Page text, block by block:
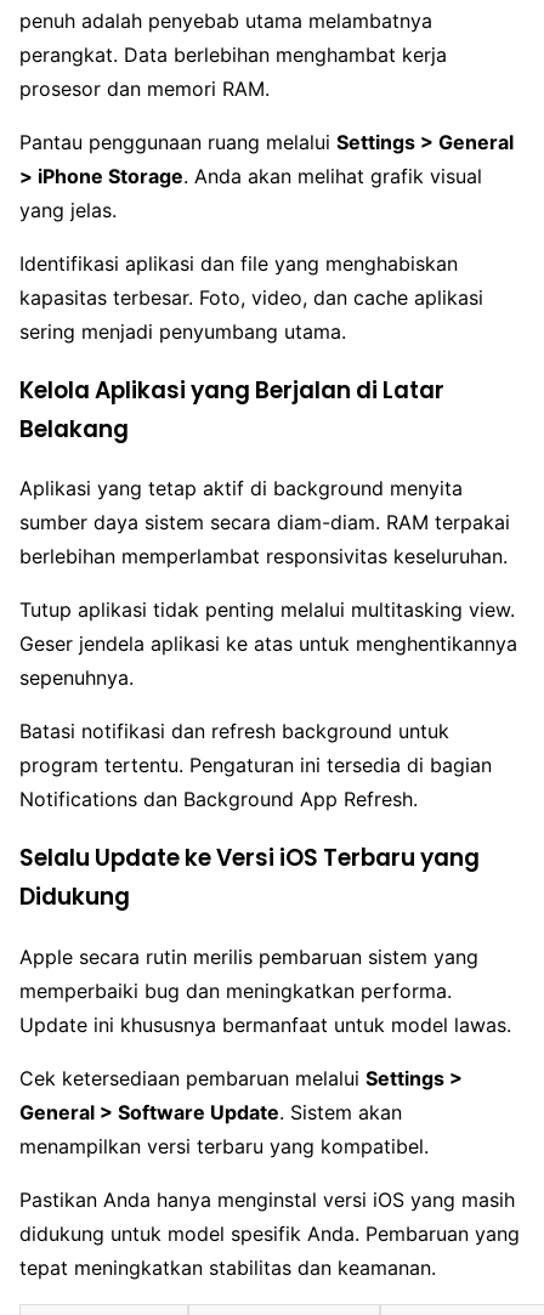
penuh adalah penyebab utama melambatnya
perangkat. Data berlebihan menghambat kerja
prosesor dan memori RAM.
Pantau penggunaan ruang melalui Settings > General
> iPhone Storage. Anda akan melihat grafik visual
yang jelas.
Identifikasi aplikasi dan file yang menghabiskan
kapasitas terbesar. Foto, video, dan cache aplikasi
sering menjadi penyumbang utama.
Kelola Aplikasi yang Berjalan di Latar
Belakang
Aplikasi yang tetap aktif di background menyita
sumber daya sistem secara diam-diam. RAM terpakai
berlebihan memperlambat responsivitas keseluruhan.
Tutup aplikasi tidak penting melalui multitasking view.
Geser jendela aplikasi ke atas untuk menghentikannya
sepenuhnya.
Batasi notifikasi dan refresh background untuk
program tertentu. Pengaturan ini tersedia di bagian
Notifications dan Background App Refresh.
Selalu Update ke Versi iOS Terbaru yang
Didukung
Apple secara rutin merilis pembaruan sistem yang
memperbaiki bug dan meningkatkan performa.
Update ini khususnya bermanfaat untuk model lawas.
Cek ketersediaan pembaruan melalui Settings >
General > Software Update. Sistem akan
menampilkan versi terbaru yang kompatibel.
Pastikan Anda hanya menginstal versi iOS yang masih
didukung untuk model spesifik Anda. Pembaruan yang
tepat meningkatkan stabilitas dan keamanan.